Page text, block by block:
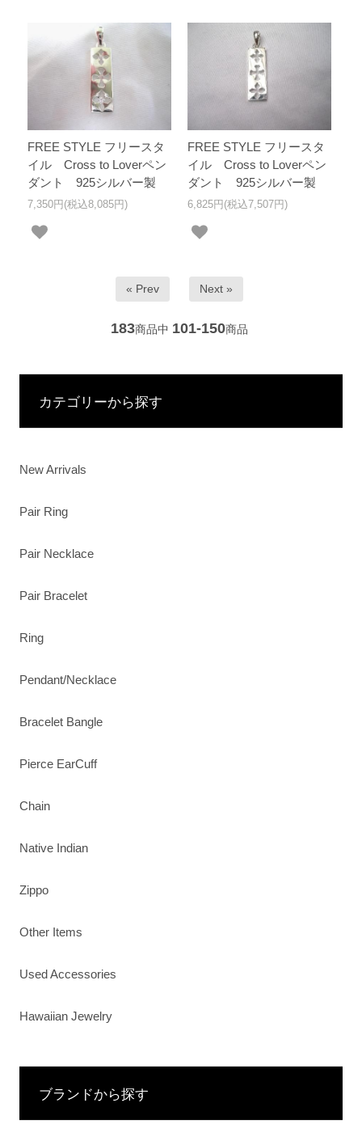
FREE STYLE フリースタ
イル Cross to Loverペン
ダント 925シルバー製
7,350円(税込8,085円)
FREE STYLE フリースタ
イル Cross to Loverペン
ダント 925シルバー製
6,825円(税込7,507円)
« Prev Next »
183商品中 101-150商品
カテゴリーから探す
New Arrivals
Pair Ring
Pair Necklace
Pair Bracelet
Ring
Pendant/Necklace
Bracelet Bangle
Pierce EarCuff
Chain
Native Indian
Zippo
Other Items
Used Accessories
Hawaiian Jewelry
ブランドから探す